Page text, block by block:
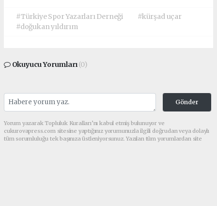
#Türkiye Spor Yazarları Derneği
#kürşad uçar
#doğukan yıldırım
Okuyucu Yorumları(0)
Gönder
Yorum yazarak Topluluk Kuralları’nı kabul etmiş bulunuyor ve
cukurovapress.com sitesine yaptığınız yorumunuzla ilgili doğrudan veya dolaylı
tüm sorumluluğu tek başınıza üstleniyorsunuz. Yazılan tüm yorumlardan site